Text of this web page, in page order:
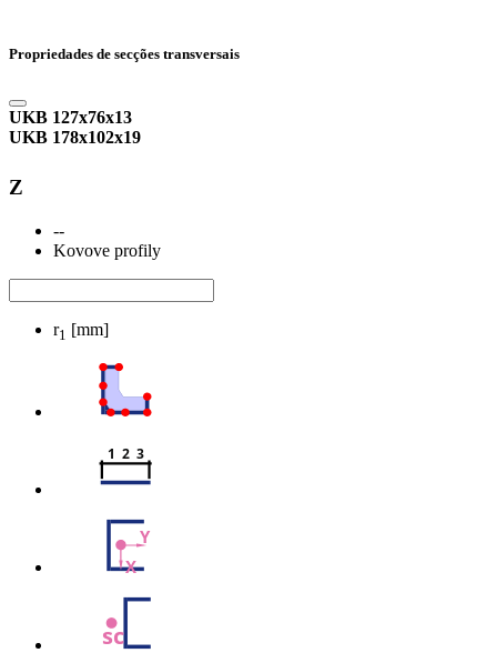
Propriedades de secções transversais
UKB 127x76x13
UKB 178x102x19
Z
--
Kovove profily
r1 [mm]
1  2  3
Y
X
sc